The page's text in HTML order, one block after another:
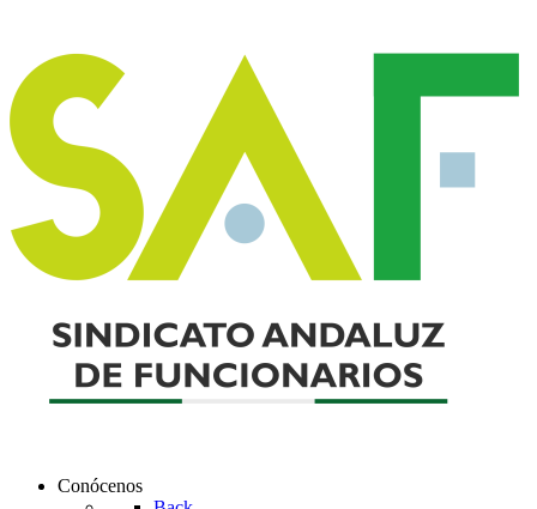
Conócenos